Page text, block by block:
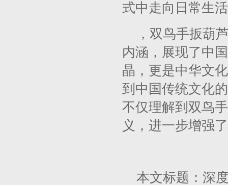
式中走向日常生
，双鸟手扳葫
内涵，展现了中
晶，更是中华文
到中国传统文化
不仅理解到双鸟
义，进一步增强
本文标题：深